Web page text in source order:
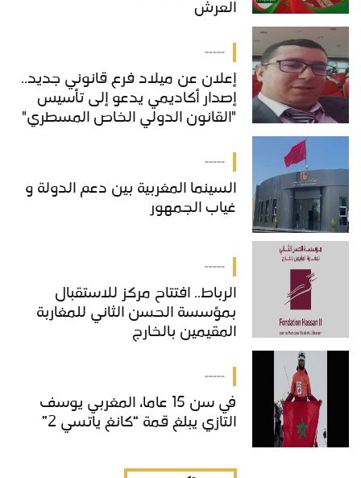
العرش
-----
إعلان عن ميلاد فرع قانوني جديد..
إصدار أكاديمي يدعو إلى تأسيس
"القانون الدولي الخاص المسطري"
-----
السينما المغربية بين دعم الدولة و
غياب الجمهور
-----
الرباط.. افتتاح مركز للاستقبال
بمؤسسة الحسن الثاني للمغاربة
المقيمين بالخارج
-----
في سن 15 عاما، المغربي يوسف
التازي يبلغ قمة “كانغ ياتسي 2”